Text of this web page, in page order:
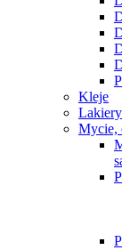
Kleje
Lakiery
Mycie,